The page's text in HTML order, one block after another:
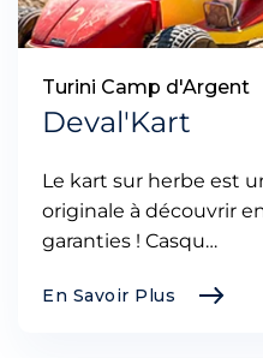
Turini Camp d'Argent
Deval'Kart
Le kart sur herbe est
originale à découvrir
garanties ! Casqu…
En Savoir Plus